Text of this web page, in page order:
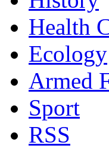
Health
Ecology
Armed
Sport
RSS